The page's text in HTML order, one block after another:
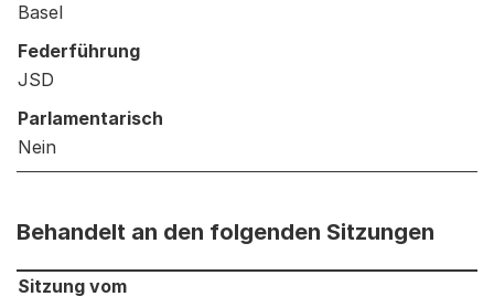
Basel
Federführung
JSD
Parlamentarisch
Nein
Behandelt an den folgenden Sitzungen
Behandelt an den folgenden Sitzungen: Informationen
Sitzung vom